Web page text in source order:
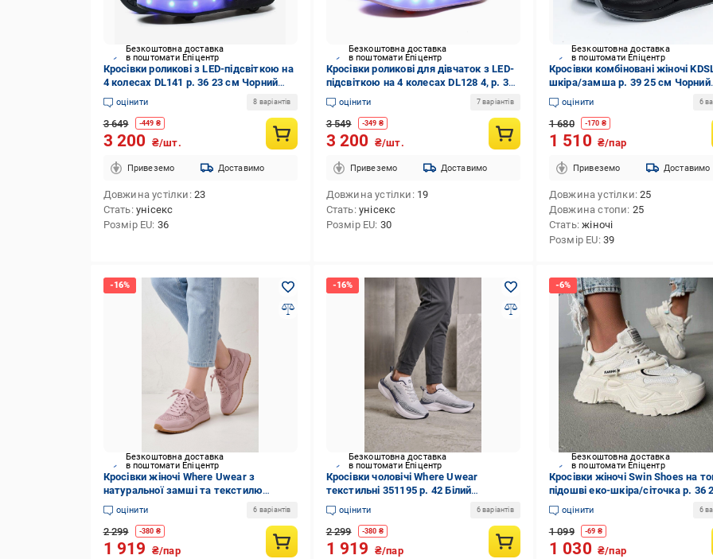
Безкоштовна доставка
в поштомати Епіцентр
Кросівки роликові з LED-підсвіткою на
4 колесах DL141 р. 36 23 см Чорний
(DL14136)
оцінити 8 варіантів
3 649 -449 ₴
3 200 ₴/шт.
Привеземо Доставимо
Довжина устілки 23
Стать унісекс
Розмір EU 36
Безкоштовна доставка
в поштомати Епіцентр
Кросівки роликові для дівчаток з LED-
підсвіткою на 4 колесах DL128 4, р. 30
19 см Білий/Рожевий (DL12830)
оцінити 7 варіантів
3 549 -349 ₴
3 200 ₴/шт.
Привеземо Доставимо
Довжина устілки 19
Стать унісекс
Розмір EU 30
Безкоштовна доставка
в поштомати Епіцентр
Кросівки комбіновані жіночі
шкіра/замша р. 39 25 см Чорний
(20926-39)
оцінити 6
1 680 -170 ₴
1 510 ₴/пар
Привеземо Доставимо
Довжина устілки 25
Довжина стопи 25
Стать жіночі
Розмір EU 39
Безкоштовна доставка
в поштомати Епіцентр
Кросівки жіночі Where Uwear з
натуральної замші та текстилю
351185 р. 37 Рожевий (351185_37)
оцінити 6 варіантів
2 299 -380 ₴
1 919 ₴/пар
Безкоштовна доставка
в поштомати Епіцентр
Кросівки чоловічі Where Uwear
текстильні 351195 р. 42 Білий
(351195_42)
оцінити 6 варіантів
2 299 -380 ₴
1 919 ₴/пар
Безкоштовна доставка
в поштомати Епіцентр
Кросівки жіночі Swin Shoes на
підошві еко-шкіра/сіточка р. 36
см Бежевий (12276-36)
оцінити 6
1 099 -69 ₴
1 030 ₴/пар